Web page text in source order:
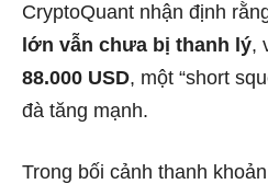
CryptoQuant nhận định
lớn vẫn chưa bị thanh lý,
88.000 USD, một “short
đà tăng mạnh.
Trong bối cảnh thanh